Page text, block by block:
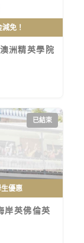
免！
洲精英學院
已結束
優惠
英佛倫英